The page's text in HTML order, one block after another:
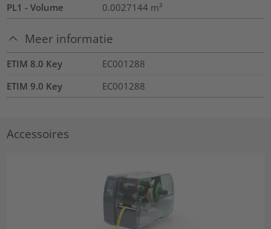
PL1 - Volume
0.0027144 m³
Meer informatie
ETIM 8.0 Key
EC001288
ETIM 9.0 Key
EC001288
Accessoires